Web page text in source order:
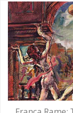
Salta al contenuto